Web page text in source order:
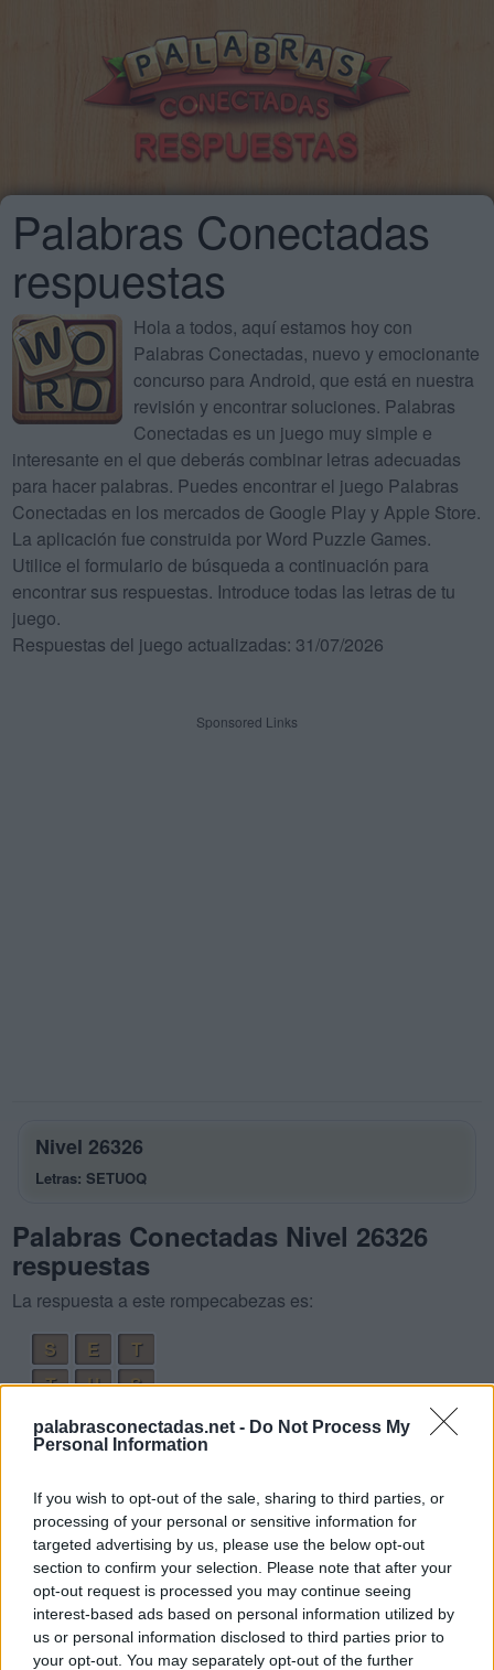
palabrasconectadas.net - Do Not Process My
Personal Information
If you wish to opt-out of the sale, sharing to third parties, or
processing of your personal or sensitive information for
targeted advertising by us, please use the below opt-out
section to confirm your selection. Please note that after your
opt-out request is processed you may continue seeing
interest-based ads based on personal information utilized by
us or personal information disclosed to third parties prior to
your opt-out. You may separately opt-out of the further
Palabras Conectadas
respuestas
Hola a todos, aquí estamos hoy con
Palabras Conectadas, nuevo y emocionante
concurso para Android, que está en nuestra
revisión y encontrar soluciones. Palabras
Conectadas es un juego muy simple e
interesante en el que deberás combinar letras adecuadas
para hacer palabras. Puedes encontrar el juego Palabras
Conectadas en los mercados de Google Play y Apple Store.
La aplicación fue construida por Word Puzzle Games.
Utilice el formulario de búsqueda a continuación para
encontrar sus respuestas. Introduce todas las letras de tu
juego.
Respuestas del juego actualizadas: 31/07/2026
Sponsored Links
Nivel 26326
Letras: SETUOQ
Palabras Conectadas Nivel 26326
respuestas
La respuesta a este rompecabezas es:
S
E
T
T
U
S
S
E T
O
T
O S
E
T
O Q U
E
T
O Q U E
S
Palabras extra:
Q
U
E
T
O
S